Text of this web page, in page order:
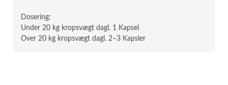
Dosering:
Under 20 kg kropsvægt dagl. 1 Kapsel
Over 20 kg kropsvægt dagl. 2–3 Kapsler